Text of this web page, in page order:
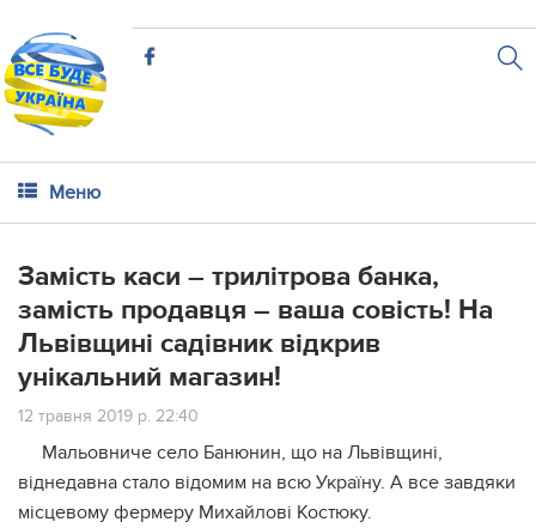
Меню
Замість каси – трилітрова банка,
замість продавця – ваша совість! На
Львівщині садівник відкрив
унікальний магазин!
12 травня 2019 р. 22:40
Мальовниче село Банюнин, що на Львівщині,
віднедавна стало відомим на всю Україну. А все завдяки
місцевому фермеру Михайлові Костюку.